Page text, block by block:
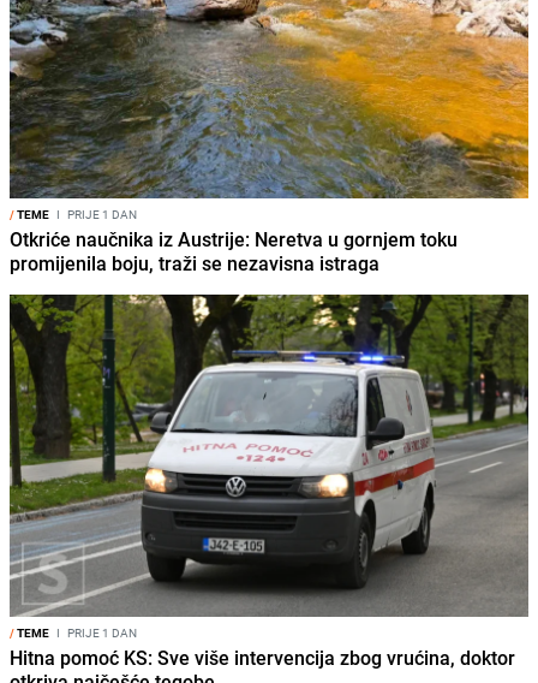
/TEME I PRIJE 1 DAN
Otkriće naučnika iz Austrije: Neretva u gornjem toku
promijenila boju, traži se nezavisna istraga
/TEME I PRIJE 1 DAN
Hitna pomoć KS: Sve više intervencija zbog vrućina, doktor